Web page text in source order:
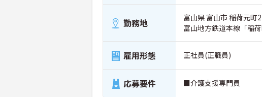
勤務地
富山県 富山市 稲荷元
富山地方鉄道本線「稲
雇用形態 正社員(正職員)
応募要件 ■介護支援専門員